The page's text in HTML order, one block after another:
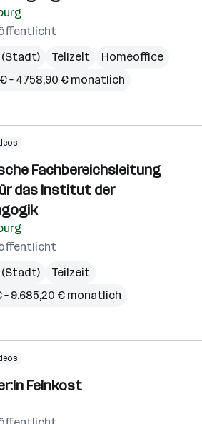
(Stadt)
Teilzeit
Homeoffice
– 4.758,90 € monatlich
Fachbereichsleitung
das Institut der
(Stadt)
Teilzeit
– 9.685,20 € monatlich
Feinkost